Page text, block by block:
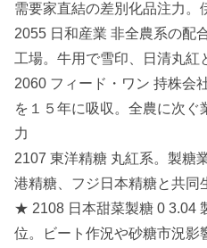
需要家直結の差別化品注力。
2055 日和産業 非全農系の配
工場。牛用で雪印、日清丸紅
2060 フィード・ワン 持株会
を１５年に吸収。全農に次
力
2107 東洋精糖 丸紅系。製糖
港精糖、フジ日本精糖と共同
★ 2108 日本甜菜製糖 0 3.04
位。ビート作況や砂糖市況影